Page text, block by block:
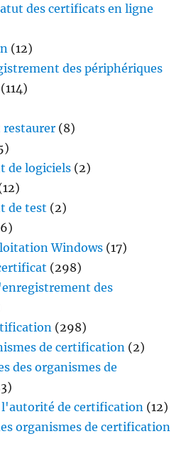
des certificats en ligne
(12)
des périphériques
(114)
restaurer (8)
de logiciels (2)
de test (2)
Windows (17)
(298)
des
(298)
de certification (2)
des organismes de
de certification (12)
organismes de certification